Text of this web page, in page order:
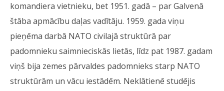
komandiera vietnieku, bet 1951. gadā – par Galvenā
štāba apmācību daļas vadītāju. 1959. gada viņu
pieņēma darbā NATO civilajā struktūrā par
padomnieku saimnieciskās lietās, līdz pat 1987. gadam
viņš bija zemes pārvaldes padomnieks starp NATO
struktūrām un vācu iestādēm. Neklātienē studējis